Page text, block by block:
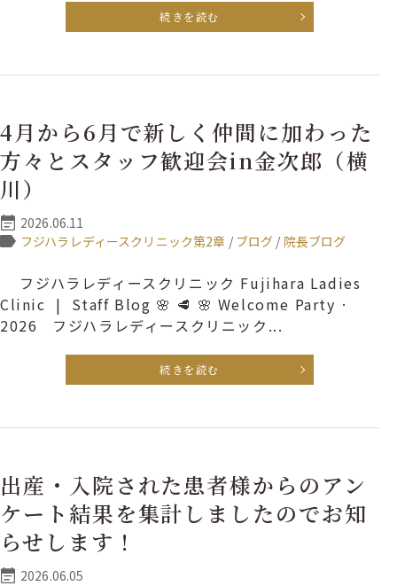
続きを読む
4月から6月で新しく仲間に加わった
方々とスタッフ歓迎会in金次郎（横
川）
2026.06.11
フジハラレディースクリニック第2章 / ブログ / 院長ブログ
フジハラレディースクリニック Fujihara Ladies
Clinic | Staff Blog 🌸 🥩 🌸 Welcome Party ·
2026 フジハラレディースクリニック...
続きを読む
出産・入院された患者様からのアン
ケート結果を集計しましたのでお知
らせします！
2026.06.05